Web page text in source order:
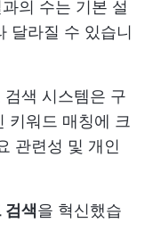
의 수는 기본 설
달라질 수 있습니
색 시스템은 구
키워드 매칭에 크
관련성 및 개인
검색을 혁신했습